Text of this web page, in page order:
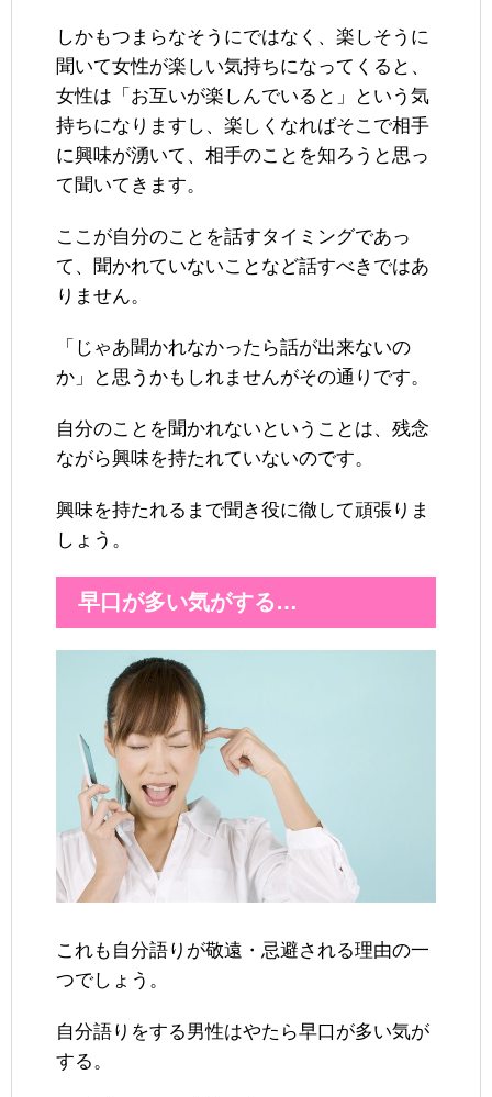
しかもつまらなそうにではなく、楽しそうに
聞いて女性が楽しい気持ちになってくると、
女性は「お互いが楽しんでいると」という気
持ちになりますし、楽しくなればそこで相手
に興味が湧いて、相手のことを知ろうと思っ
て聞いてきます。
ここが自分のことを話すタイミングであっ
て、聞かれていないことなど話すべきではあ
りません。
「じゃあ聞かれなかったら話が出来ないの
か」と思うかもしれませんがその通りです。
自分のことを聞かれないということは、残念
ながら興味を持たれていないのです。
興味を持たれるまで聞き役に徹して頑張りま
しょう。
早口が多い気がする…
これも自分語りが敬遠・忌避される理由の一
つでしょう。
自分語りをする男性はやたら早口が多い気が
する。